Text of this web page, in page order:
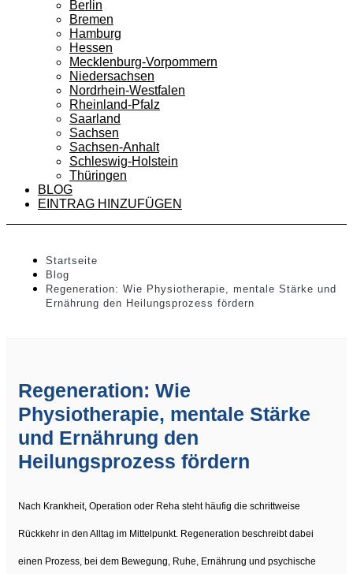
Berlin
Bremen
Hamburg
Hessen
Mecklenburg-Vorpommern
Niedersachsen
Nordrhein-Westfalen
Rheinland-Pfalz
Saarland
Sachsen
Sachsen-Anhalt
Schleswig-Holstein
Thüringen
BLOG
EINTRAG HINZUFÜGEN
Startseite
Blog
Regeneration: Wie Physiotherapie, mentale Stärke und
Ernährung den Heilungsprozess fördern
Regeneration: Wie
Physiotherapie, mentale Stärke
und Ernährung den
Heilungsprozess fördern
Nach Krankheit, Operation oder Reha steht häufig die schrittweise
Rückkehr in den Alltag im Mittelpunkt. Regeneration beschreibt dabei
einen Prozess, bei dem Bewegung, Ruhe, Ernährung und psychische